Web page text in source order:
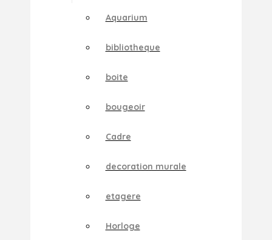
Aquarium
bibliotheque
boite
bougeoir
Cadre
decoration murale
etagere
Horloge